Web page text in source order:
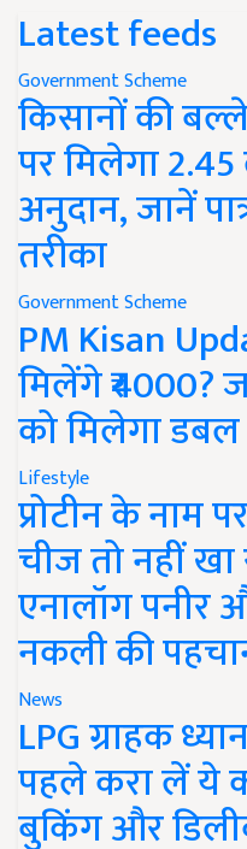
Latest feeds
Government Scheme
किसानों की
पर मिलेगा
अनुदान, जानें
तरीका
Government Scheme
PM Kisan
मिलेंगे ₹4000?
को मिलेगा
Lifestyle
प्रोटीन के
चीज तो नहीं खा
एनालॉग
नकली की
News
LPG ग्राहक
पहले करा लें ये
बुकिंग और